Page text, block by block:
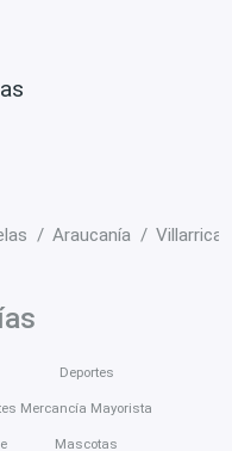
Araucanía Villarrica
Deportes
Mercancía Mayorista
Mascotas